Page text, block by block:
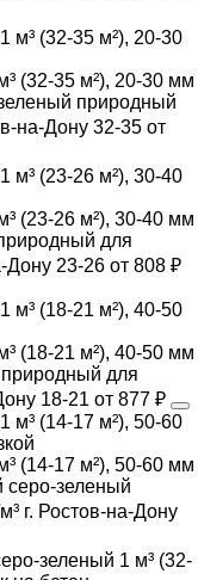
(32-35 м²), 20-30 мм
природный
на-Дону 32-35 от
(23-26 м²), 30-40 мм
для
Дону 23-26 от 808 ₽
(18-21 м²), 40-50 мм
природный для
18-21 от 877 ₽
(14-17 м²), 50-60 мм
серо-зеленый
г. Ростов-на-Дону